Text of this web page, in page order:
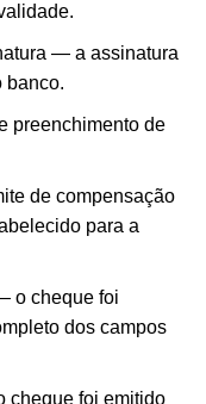
— a assinatura
banco.
preenchimento de
de compensação
para a
o cheque foi
dos campos
cheque foi emitido